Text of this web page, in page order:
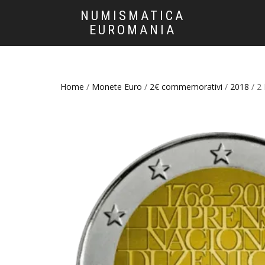
NUMISMATICA
EUROMANIA
Home / Monete Euro / 2€ commemorativi / 2018 / 2